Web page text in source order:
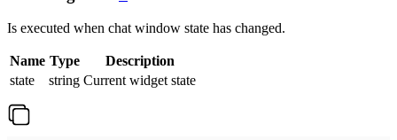
Is executed when chat window state has changed.
Name Type
Description
state
string Current widget state